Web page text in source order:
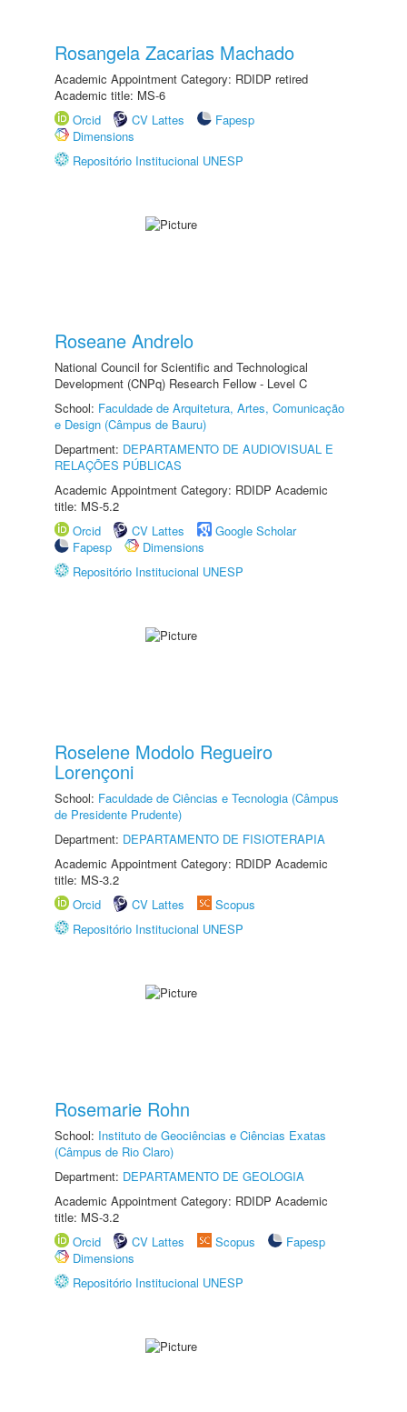
Rosangela Zacarias Machado
Academic Appointment Category: RDIDP retired
Academic title: MS-6
Orcid
CV Lattes
Fapesp
Dimensions
Repositório Institucional UNESP
Roseane Andrelo
National Council for Scientific and Technological
Development (CNPq) Research Fellow - Level C
School: Faculdade de Arquitetura, Artes, Comunicação
e Design (Câmpus de Bauru)
Department: DEPARTAMENTO DE AUDIOVISUAL E
RELAÇÕES PÚBLICAS
Academic Appointment Category: RDIDP Academic
title: MS-5.2
Orcid
CV Lattes
Google Scholar
Fapesp
Dimensions
Repositório Institucional UNESP
Roselene Modolo Regueiro
Lorençoni
School: Faculdade de Ciências e Tecnologia (Câmpus
de Presidente Prudente)
Department: DEPARTAMENTO DE FISIOTERAPIA
Academic Appointment Category: RDIDP Academic
title: MS-3.2
Orcid
CV Lattes
Scopus
Repositório Institucional UNESP
Rosemarie Rohn
School: Instituto de Geociências e Ciências Exatas
(Câmpus de Rio Claro)
Department: DEPARTAMENTO DE GEOLOGIA
Academic Appointment Category: RDIDP Academic
title: MS-3.2
Orcid
CV Lattes Scopus
Fapesp
Dimensions
Repositório Institucional UNESP